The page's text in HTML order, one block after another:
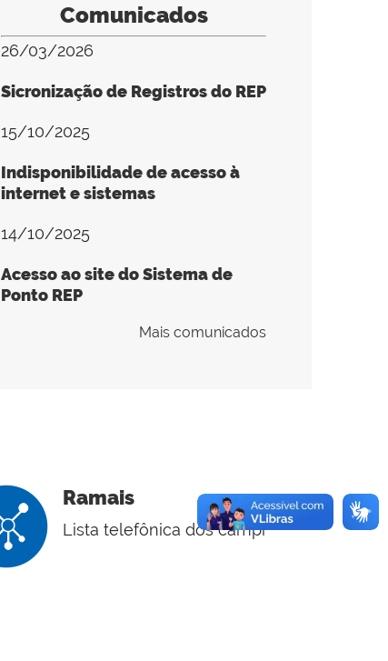
Comunicados
26/03/2026
Sicronização de Registros do REP
15/10/2025
Indisponibilidade de acesso à
internet e sistemas
14/10/2025
Acesso ao site do Sistema de
Ponto REP
Mais comunicados
Ramais
Lista telefônica dos campi